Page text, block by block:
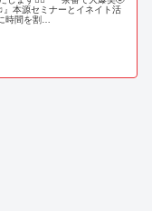
』本源セミナーとイネイト活
時間を割…